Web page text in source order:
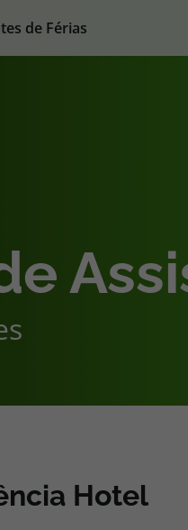
de Férias
Hotel